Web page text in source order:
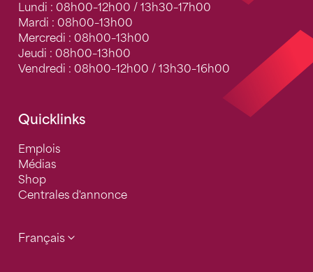
Lundi : 08h00–12h00 / 13h30–17h00
Mardi : 08h00–13h00
Mercredi : 08h00–13h00
Jeudi : 08h00–13h00
Vendredi : 08h00–12h00 / 13h30–16h00
Quicklinks
Emplois
Médias
Shop
Centrales d'annonce
Français